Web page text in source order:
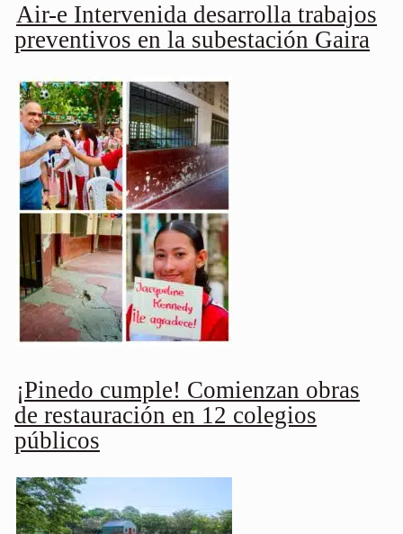
Air-e Intervenida desarrolla trabajos
preventivos en la subestación Gaira
¡Pinedo cumple! Comienzan obras
de restauración en 12 colegios
públicos